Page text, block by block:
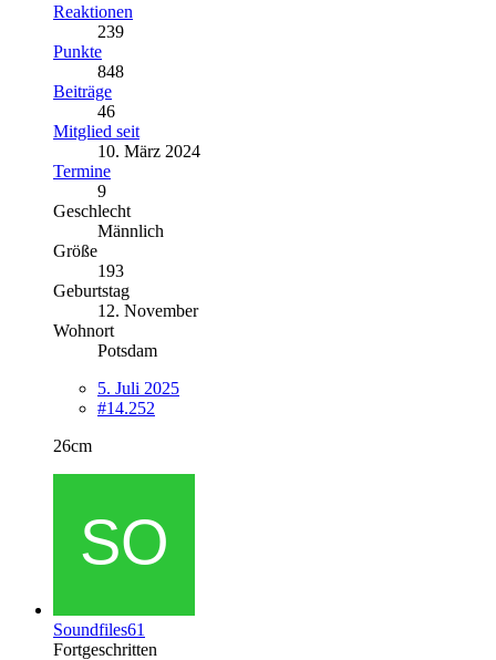
Reaktionen
239
Punkte
848
Beiträge
46
Mitglied seit
10. März 2024
Termine
9
Geschlecht
Männlich
Größe
193
Geburtstag
12. November
Wohnort
Potsdam
5. Juli 2025
#14.252
26cm
Soundfiles61
Fortgeschritten